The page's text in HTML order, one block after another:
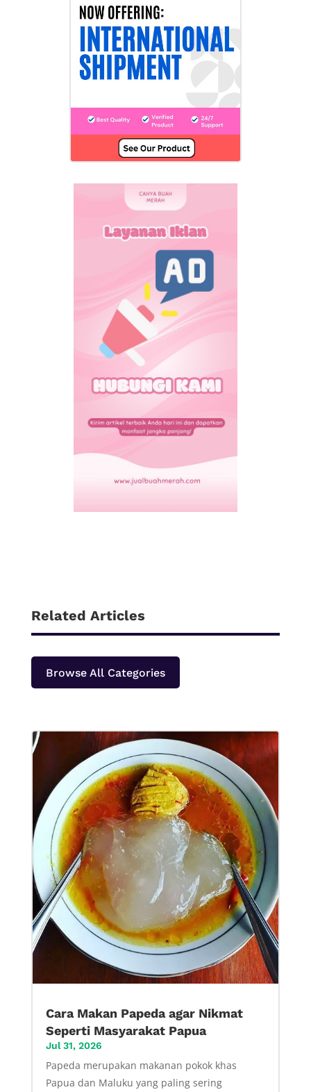
Related Articles
Browse All Categories
Cara Makan Papeda agar Nikmat
Seperti Masyarakat Papua
Jul 31, 2026
Papeda merupakan makanan pokok khas
Papua dan Maluku yang paling sering